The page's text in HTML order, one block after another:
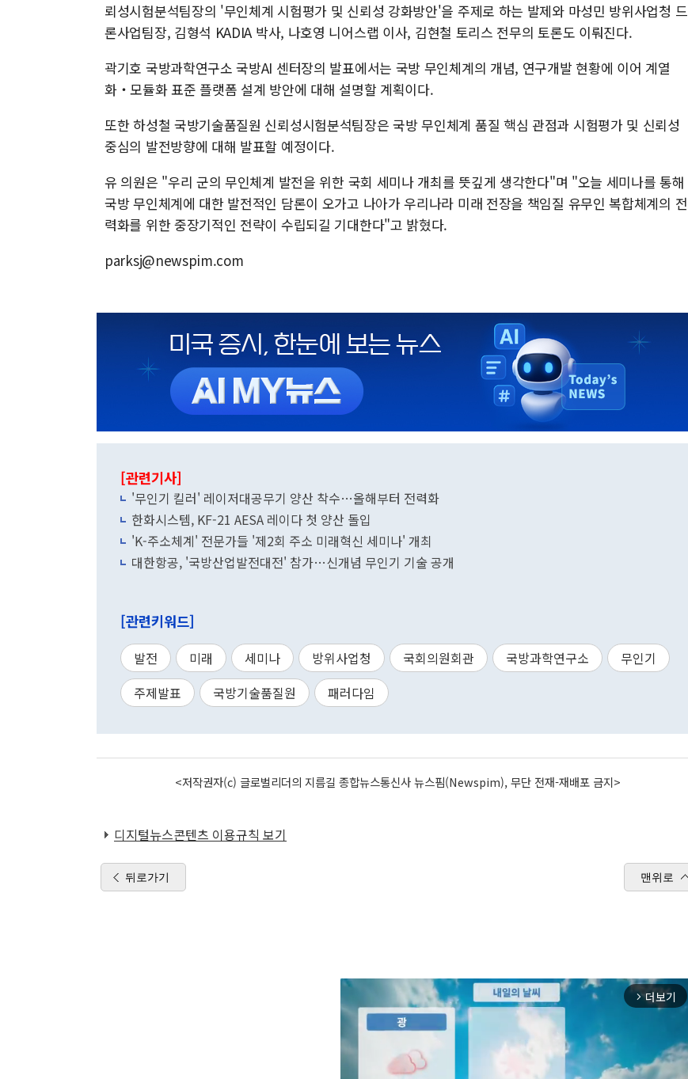
뢰성시험분석팀장의 '무인체계 시험평가 및 신뢰성 강화방안'을 주제로 하는 발제와 마성민 방위사업청 드
론사업팀장, 김형석 KADIA 박사, 나호영 니어스랩 이사, 김현철 토리스 전무의 토론도 이뤄진다.
곽기호 국방과학연구소 국방AI 센터장의 발표에서는 국방 무인체계의 개념, 연구개발 현황에 이어 계열
화‧모듈화 표준 플랫폼 설계 방안에 대해 설명할 계획이다.
또한 하성철 국방기술품질원 신뢰성시험분석팀장은 국방 무인체계 품질 핵심 관점과 시험평가 및 신뢰성
중심의 발전방향에 대해 발표할 예정이다.
유 의원은 "우리 군의 무인체계 발전을 위한 국회 세미나 개최를 뜻깊게 생각한다"며 "오늘 세미나를 통해
국방 무인체계에 대한 발전적인 담론이 오가고 나아가 우리나라 미래 전장을 책임질 유무인 복합체계의 전
력화를 위한 중장기적인 전략이 수립되길 기대한다"고 밝혔다.
parksj@newspim.com
[관련기사]
'무인기 킬러' 레이저대공무기 양산 착수…올해부터 전력화
한화시스템, KF-21 AESA 레이다 첫 양산 돌입
'K-주소체계' 전문가들 '제2회 주소 미래혁신 세미나' 개최
대한항공, '국방산업발전대전' 참가…신개념 무인기 기술 공개
[관련키워드]
발전 미래 세미나 방위사업청 국회의원회관 국방과학연구소
무인기
주제발표
국방기술품질원 패러다임
<저작권자(c) 글로벌리더의 지름길 종합뉴스통신사 뉴스핌(Newspim), 무단 전재-재배포 금지>
디지털뉴스콘텐츠 이용규칙 보기
뒤로가기 맨위로
arrow_forward_ios 더보기